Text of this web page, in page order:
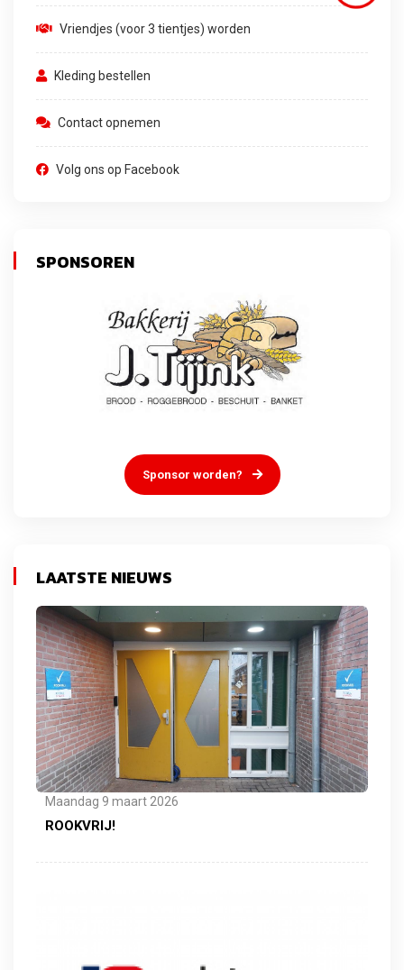
Vriendjes (voor 3 tientjes) worden
Kleding bestellen
Contact opnemen
Volg ons op Facebook
SPONSOREN
Sponsor worden?
LAATSTE NIEUWS
Maandag 9 maart 2026
ROOKVRIJ!